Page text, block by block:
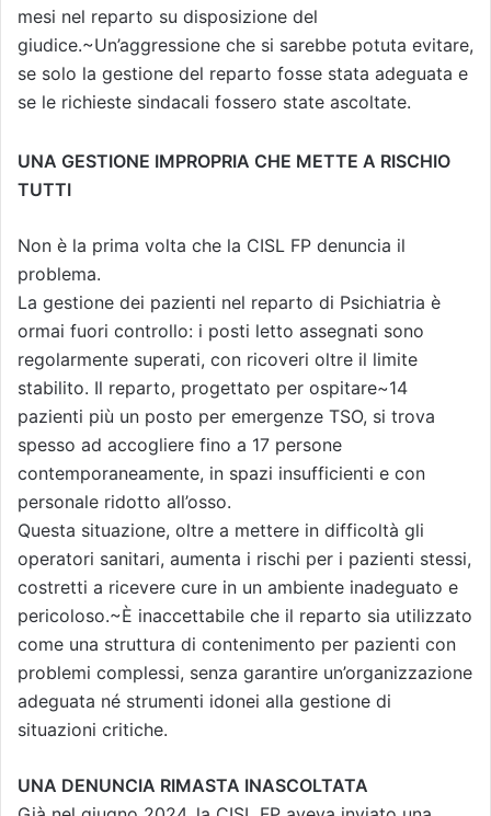
mesi nel reparto su disposizione del
giudice.~Un’aggressione che si sarebbe potuta evitare,
se solo la gestione del reparto fosse stata adeguata e
se le richieste sindacali fossero state ascoltate.
UNA GESTIONE IMPROPRIA CHE METTE A RISCHIO
TUTTI
Non è la prima volta che la CISL FP denuncia il
problema.
La gestione dei pazienti nel reparto di Psichiatria è
ormai fuori controllo: i posti letto assegnati sono
regolarmente superati, con ricoveri oltre il limite
stabilito. Il reparto, progettato per ospitare~14
pazienti più un posto per emergenze TSO, si trova
spesso ad accogliere fino a 17 persone
contemporaneamente, in spazi insufficienti e con
personale ridotto all’osso.
Questa situazione, oltre a mettere in difficoltà gli
operatori sanitari, aumenta i rischi per i pazienti stessi,
costretti a ricevere cure in un ambiente inadeguato e
pericoloso.~È inaccettabile che il reparto sia utilizzato
come una struttura di contenimento per pazienti con
problemi complessi, senza garantire un’organizzazione
adeguata né strumenti idonei alla gestione di
situazioni critiche.
UNA DENUNCIA RIMASTA INASCOLTATA